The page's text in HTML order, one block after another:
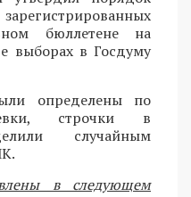
бюллетене на
выборах в Госдуму
определены по
строчки в
случайным
в следующем